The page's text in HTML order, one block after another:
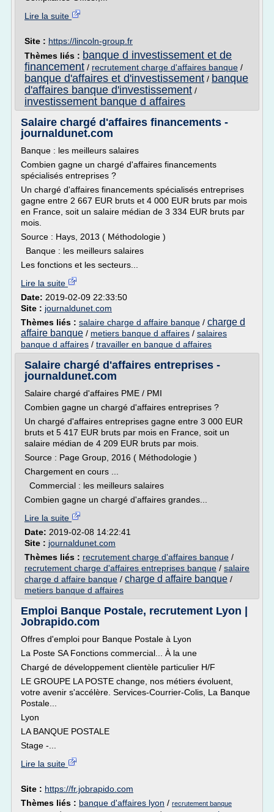
Lire la suite
Site : https://lincoln-group.fr
Thèmes liés : banque d investissement et de
financement / recrutement charge d'affaires banque /
banque d'affaires et d'investissement / banque
d'affaires banque d'investissement /
investissement banque d affaires
Salaire chargé d'affaires financements -
journaldunet.com
Banque : les meilleurs salaires
Combien gagne un chargé d'affaires financements
spécialisés entreprises ?
Un chargé d'affaires financements spécialisés entreprises
gagne entre 2 667 EUR bruts et 4 000 EUR bruts par mois
en France, soit un salaire médian de 3 334 EUR bruts par
mois.
Source : Hays, 2013 ( Méthodologie )
Banque : les meilleurs salaires
Les fonctions et les secteurs...
Lire la suite
Date: 2019-02-09 22:33:50
Site : journaldunet.com
Thèmes liés : salaire charge d affaire banque / charge d
affaire banque / metiers banque d affaires / salaires
banque d affaires / travailler en banque d affaires
Salaire chargé d'affaires entreprises -
journaldunet.com
Salaire chargé d'affaires PME / PMI
Combien gagne un chargé d'affaires entreprises ?
Un chargé d'affaires entreprises gagne entre 3 000 EUR
bruts et 5 417 EUR bruts par mois en France, soit un
salaire médian de 4 209 EUR bruts par mois.
Source : Page Group, 2016 ( Méthodologie )
Chargement en cours ...
Commercial : les meilleurs salaires
Combien gagne un chargé d'affaires grandes...
Lire la suite
Date: 2019-02-08 14:22:41
Site : journaldunet.com
Thèmes liés : recrutement charge d'affaires banque /
recrutement charge d'affaires entreprises banque / salaire
charge d affaire banque / charge d affaire banque /
metiers banque d affaires
Emploi Banque Postale, recrutement Lyon |
Jobrapido.com
Offres d'emploi pour Banque Postale à Lyon
La Poste SA Fonctions commercial... À la une
Chargé de développement clientèle particulier H/F
LE GROUPE LA POSTE change, nos métiers évoluent,
votre avenir s'accélère. Services-Courrier-Colis, La Banque
Postale...
Lyon
LA BANQUE POSTALE
Stage -...
Lire la suite
Site : https://fr.jobrapido.com
Thèmes liés : banque d'affaires lyon / recrutement banque